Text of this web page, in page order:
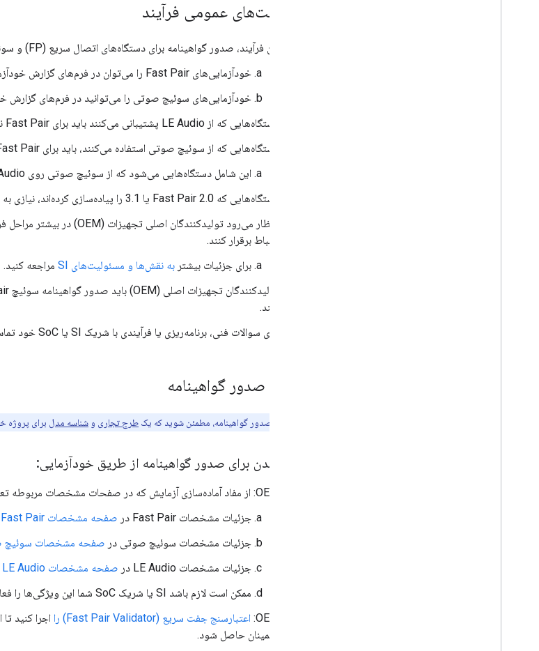
یادداشت‌های عمومی فرآیند
این فرآیند، صدور گواهینامه برای دستگاه‌های اتصال سریع (FP) و سوئیچ صوتی را پوشش می‌دهد.
خودآزمایی‌های Fast Pair را می‌توان در فرم‌های گزارش خودآزمایی
خودآزمایی‌های سوئیچ صوتی را می‌توانید در فرم‌های گزارش
دستگاه‌هایی که از LE Audio پشتیبانی می‌کنند باید برای Fast Pair نسخه ۳.۱ گواهی داشته باشند.
دستگاه‌هایی که از سوئیچ صوتی استفاده می‌کنند، باید برای Fast Pair نسخه ۳.۲ نیز گواهی داشته باشند.
این شامل دستگاه‌هایی می‌شود که از سوئیچ صوتی روی LE Audio استفاده می‌کنند.
دستگاه‌هایی که Fast Pair 2.0 یا 3.1 را پیاده‌سازی کرده‌اند، نیازی به پشتیبانی یا تأیید سوئیچ صوتی ندارند.
ارتباط برقرار کنند.
برای جزئیات بیشتر به نقش‌ها و مسئولیت‌های SI
مراجعه کنید.
کنند.
برای سوالات فنی، برنامه‌ریزی یا فرآیندی با شریک SI یا SoC خود تماس بگیرید.
فرآیند صدور گواهینامه
قبل از صدور گواهینامه، مطمئن شوید که یک طرح تجاری و شناسه مدل برای پروژه
آماده شدن برای صدور گواهینامه از طریق خودآزمایی:
OEM: از مفاد آماده‌سازی آزمایش که در صفحات مشخصات مربوطه تعریف شده است، پیروی کنید.
جزئیات مشخصات Fast Pair در
صفحه مشخصات Fast Pair
جزئیات مشخصات سوئیچ صوتی در صفحه مشخصات سوئیچ
جزئیات مشخصات LE Audio در
صفحه مشخصات LE Audio
ممکن است لازم باشد SI یا شریک SoC شما این ویژگی‌ها را فعال کند.
OEM: اعتبارسنج جفت سریع (Fast Pair Validator) را
اجرا کنید
اطمینان حاصل شود.